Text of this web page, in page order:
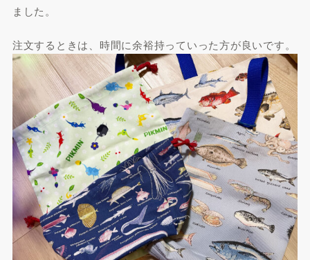
ました。
注文するときは、時間に余裕持っていった方が良いです。